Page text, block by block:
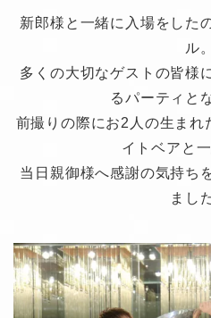
新郎様と一緒に入場をした
ル。
多くの大切なゲストの皆様
るパーティと
前撮りの際にお2人の生まれ
イトベアと
当日親御様へ感謝の気持ち
まし